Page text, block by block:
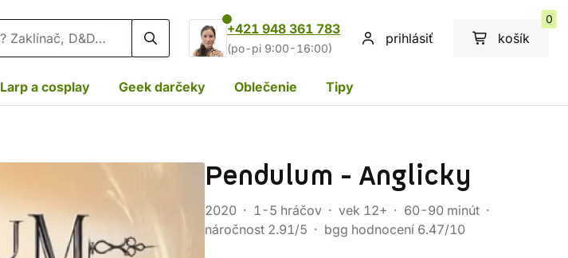
+421 948 361 783
(po-pi 9:00-16:00)
prihlásiť košík
0
Larp a cosplay Geek darčeky Oblečenie Tipy
Pendulum - Anglicky
2020 1-5 hráčov vek 12+
60-90 minút
náročnost 2.91/5
bgg hodnocení 6.47/10